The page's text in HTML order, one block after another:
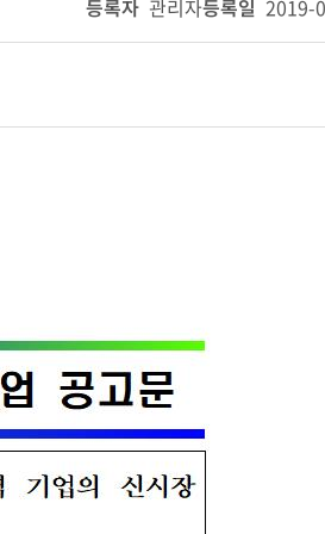
등록자 관리자등록일 2019-